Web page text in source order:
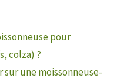
pour
colza) ?
sur une moissonneuse-